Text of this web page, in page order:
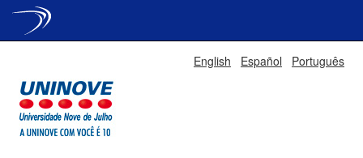
English Español Português